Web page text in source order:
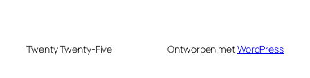
Twenty Twenty-Five Ontworpen metWordPress